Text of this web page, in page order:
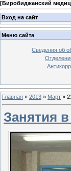
[Биробиджанский
Вход на сайт
Меню сайта
Сведения об
Главная » 2013 » Март »
Занятия